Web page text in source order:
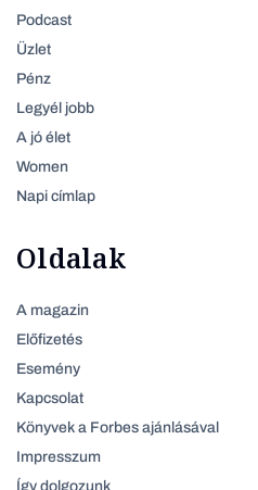
Podcast
Üzlet
Pénz
Legyél jobb
A jó élet
Women
Napi címlap
Oldalak
A magazin
Előfizetés
Esemény
Kapcsolat
Könyvek a Forbes ajánlásával
Impresszum
Így dolgozunk